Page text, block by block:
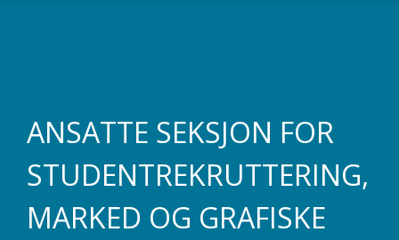
ANSATTE SEKSJON FOR
STUDENTREKRUTTERING,
MARKED OG GRAFISKE